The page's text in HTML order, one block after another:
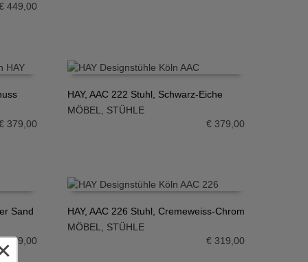
449,00
379,00
IN DEN WARENKORB
HAY, AAC 222 Stuhl, Schwarz-Eiche
MÖBEL
STÜHLE
€ 379,00
Sand
649,00
IN DEN WARENKORB
HAY, AAC 226 Stuhl, Cremeweiss-Chrom
MÖBEL, STÜHLE
€ 319,00